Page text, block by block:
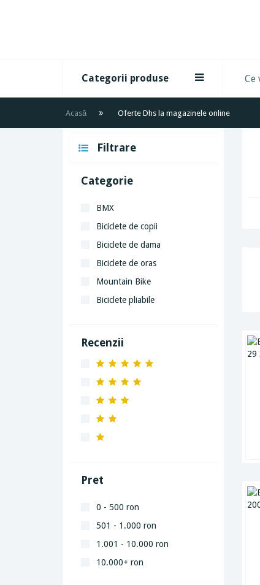
Categorii produse
Acasă Oferte Dhs la magazinele online
Filtrare
Categorie
BMX
Biciclete de copii
Biciclete de dama
Biciclete de oras
Mountain Bike
Biciclete pliabile
Recenzii
Pret
0 - 500 ron
501 - 1.000 ron
1.001 - 10.000 ron
10.000+ ron